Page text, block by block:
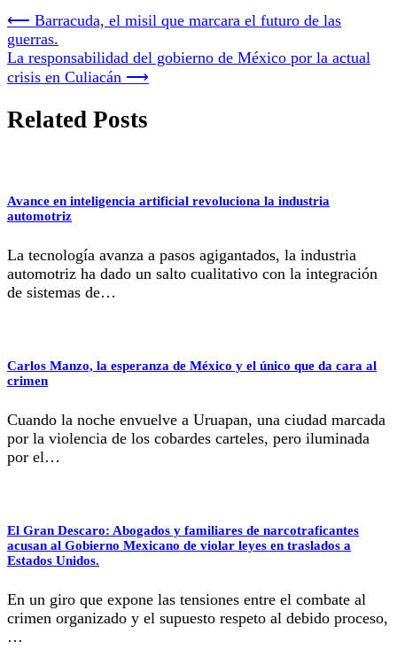
⟵ Barracuda, el misil que marcara el futuro de las
guerras.
La responsabilidad del gobierno de México por la actual
crisis en Culiacán ⟶
Related Posts
Avance en inteligencia artificial revoluciona la industria
automotriz
La tecnología avanza a pasos agigantados, la industria
automotriz ha dado un salto cualitativo con la integración
de sistemas de…
Carlos Manzo, la esperanza de México y el único que da cara al
crimen
Cuando la noche envuelve a Uruapan, una ciudad marcada
por la violencia de los cobardes carteles, pero iluminada
por el…
El Gran Descaro: Abogados y familiares de narcotraficantes
acusan al Gobierno Mexicano de violar leyes en traslados a
Estados Unidos.
En un giro que expone las tensiones entre el combate al
crimen organizado y el supuesto respeto al debido proceso,
…